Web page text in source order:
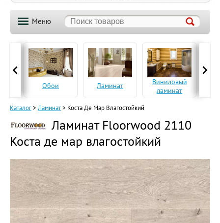
Меню
Обои Ламинат
Виниловый
ламинат
Каталог> Ламинат> Коста Де Мар Влагостойкий
Ламинат Floorwood 2110
Коста де мар влагостойкий